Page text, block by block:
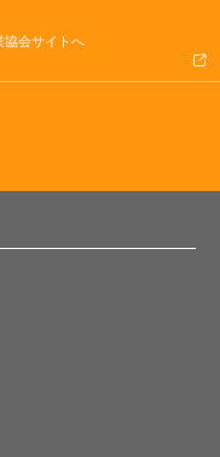
協会サイトへ